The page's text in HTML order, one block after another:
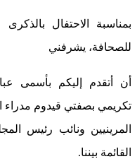
للصحافة، يشرفني
أن أتقدم إليكم بأسمى
تكريمي بصفتي قيدوم مدراء
المرينيين ونائب رئيس
القائمة بيننا.